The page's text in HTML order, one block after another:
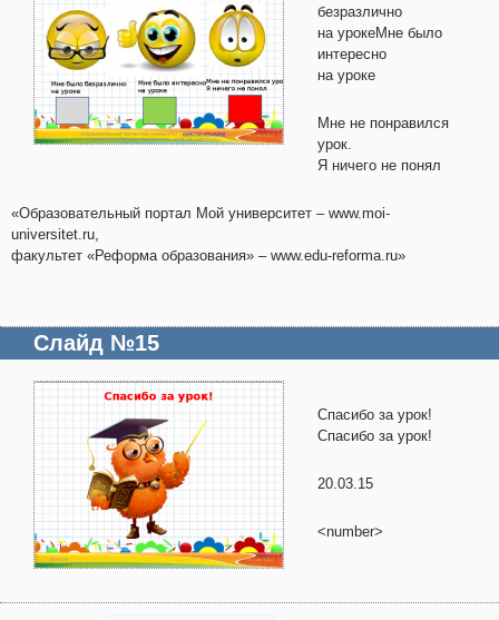
безразлично
на урокеМне было
интересно
на уроке
Мне не понравился
урок.
Я ничего не понял
«Образовательный портал Мой университет – www.moi-
universitet.ru,
факультет «Реформа образования» – www.edu-reforma.ru»
Слайд №15
Спасибо за урок!
Спасибо за урок!
20.03.15
<number>